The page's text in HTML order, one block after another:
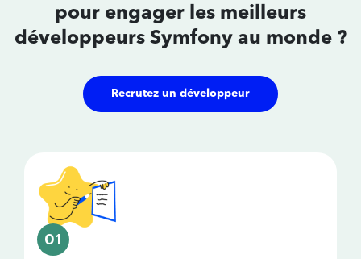
pour engager les meilleurs
développeurs Symfony au monde ?
Recrutez un développeur
01